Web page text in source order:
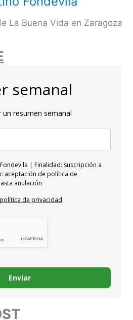
La Buena Vida en Zaragoza
semanal
un resumen semanal
| Finalidad: suscripción a
aceptación de política de
anulación
política de privacidad
Enviar